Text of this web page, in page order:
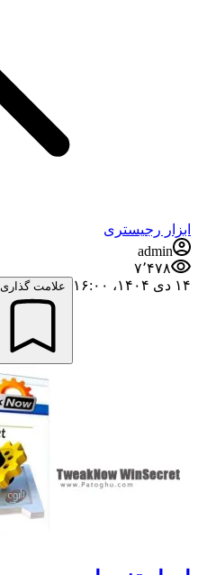
ابزار رجیستری
admin
۷٬۴۷۸
۱۴ دی ۱۴۰۴،‏ ۱۶:۰۰
علامت گذاری